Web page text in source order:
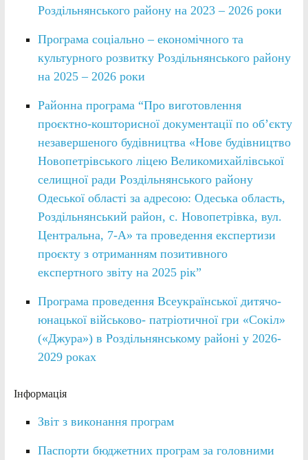
Роздільнянського району на 2023 – 2026 роки
Програма соціально – економічного та
культурного розвитку Роздільнянського району
на 2025 – 2026 роки
Районна програма “Про виготовлення
проєктно-кошторисної документації по об’єкту
незавершеного будівництва «Нове будівництво
Новопетрівського ліцею Великомихайлівської
селищної ради Роздільнянського району
Одеської області за адресою: Одеська область,
Роздільнянський район, с. Новопетрівка, вул.
Центральна, 7-А» та проведення експертизи
проєкту з отриманням позитивного
експертного звіту на 2025 рік”
Програма проведення Всеукраїнської дитячо-
юнацької військово- патріотичної гри «Сокіл»
(«Джура») в Роздільнянському районі у 2026-
2029 роках
Інформація
Звіт з виконання програм
Паспорти бюджетних програм за головними